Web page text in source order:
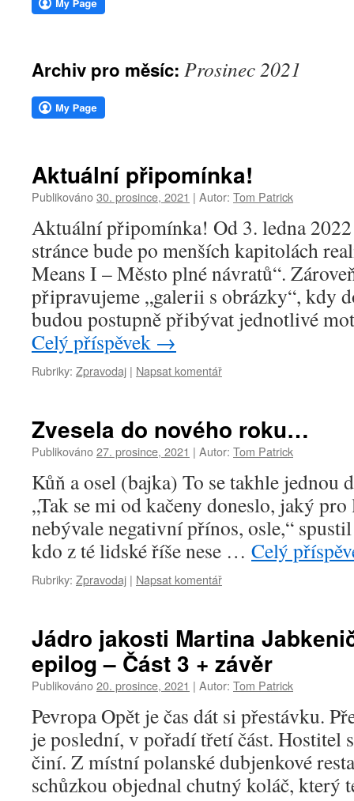
webu
Archiv pro měsíc: Prosinec 2021
Aktuální připomínka!
Publikováno30. prosince, 2021 | Autor: Tom Patrick
Aktuální připomínka! Od 3. ledna 2022
stránce bude po menších kapitolách
Means I – Město plné návratů“.
připravujeme „galerii s obrázky“, kdy
budou postupně přibývat jednotlivé
Celý příspěvek →
Rubriky: Zpravodaj | Napsat komentář
Zvesela do nového roku…
Publikováno27. prosince, 2021 | Autor: Tom Patrick
Kůň a osel (bajka) To se takhle jednou
„Tak se mi od kačeny doneslo, jaký
nebývale negativní přínos, osle,“
kdo z té lidské říše nese … Celý
Rubriky: Zpravodaj | Napsat komentář
Jádro jakosti Martina
epilog – Část 3 + závěr
Publikováno20. prosince, 2021 | Autor: Tom Patrick
Pevropa Opět je čas dát si přestávku.
je poslední, v pořadí třetí část. Hostitel
činí. Z místní polanské dubjenkové
schůzkou objednal chutný koláč, který